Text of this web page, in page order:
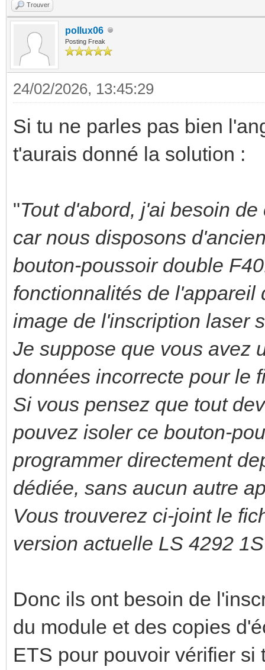
Trouver
pollux06
Posting Freak
24/02/2026, 13:45:29
Si tu ne parles pas bien
t'aurais donné la solution :
"Tout d'abord, j'ai besoin
car nous disposons
bouton-poussoir double
fonctionnalités de
image de l'inscription laser
Je suppose que vous avez
données incorrecte pour le
Si vous pensez que tout
pouvez isoler ce bouton-
programmer directement
dédiée, sans aucun autre
Vous trouverez ci-joint le
version actuelle LS 4292
Donc ils ont besoin de
du module et des copies
ETS pour pouvoir vérifier